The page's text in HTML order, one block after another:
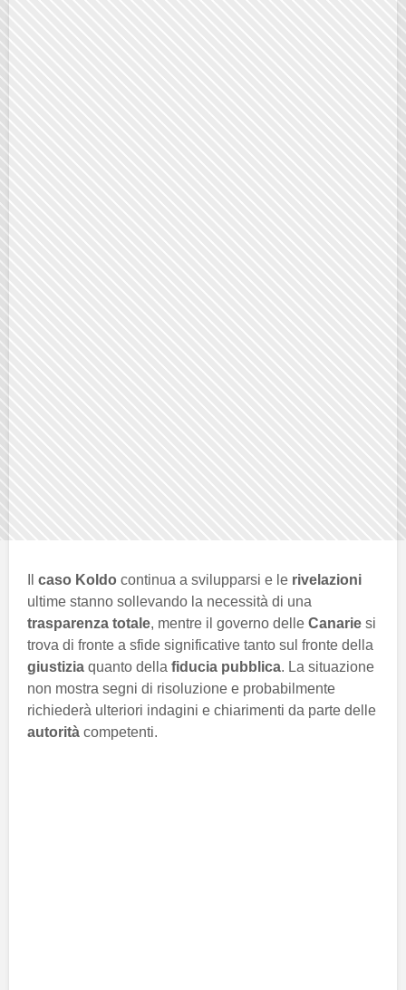
caso Koldo continua a svilupparsi e le rivelazioni
ultime stanno sollevando la necessità di una
trasparenza totale, mentre il governo delle Canarie si
trova di fronte a sfide significative tanto sul fronte della
giustizia quanto della fiducia pubblica. La situazione
non mostra segni di risoluzione e probabilmente
richiederà ulteriori indagini e chiarimenti da parte delle
autorità competenti.